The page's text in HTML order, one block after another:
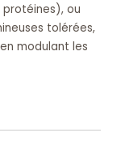
ou
tolérées,
modulant les